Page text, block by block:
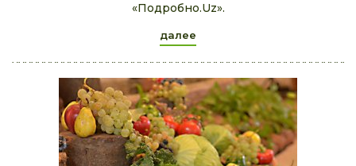
«Подробно.Uz».
далее